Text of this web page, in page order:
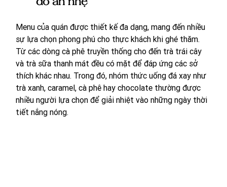
Menu của quán được thiết kế đa dạng, mang đến nhiều
sự lựa chọn phong phú cho thực khách khi ghé thăm.
Từ các dòng cà phê truyền thống cho đến trà trái cây
và trà sữa thanh mát đều có mặt để đáp ứng các sở
thích khác nhau. Trong đó, nhóm thức uống đá xay như
trà xanh, caramel, cà phê hay chocolate thường được
nhiều người lựa chọn để giải nhiệt vào những ngày thời
tiết nắng nóng.